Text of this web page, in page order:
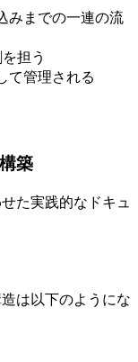
みまでの一連の流
担う
て管理される
築
た実践的なドキュ
は以下のようにな